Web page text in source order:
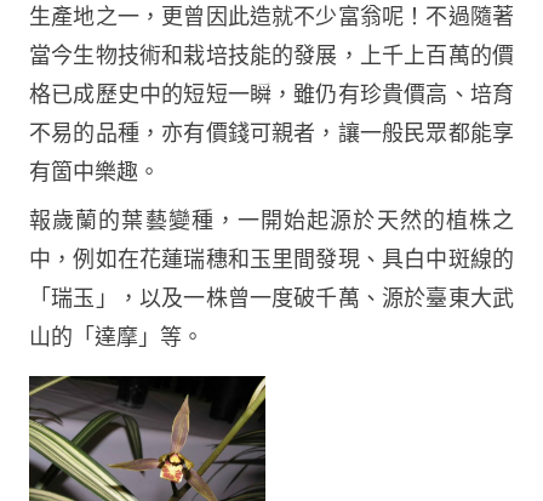
生產地之一，更曾因此造就不少富翁呢！不過隨著
當今生物技術和栽培技能的發展，上千上百萬的價
格已成歷史中的短短一瞬，雖仍有珍貴價高、培育
不易的品種，亦有價錢可親者，讓一般民眾都能享
有箇中樂趣。
報歲蘭的葉藝變種，一開始起源於天然的植株之
中，例如在花蓮瑞穗和玉里間發現、具白中斑線的
「瑞玉」，以及一株曾一度破千萬、源於臺東大武
山的「達摩」等。